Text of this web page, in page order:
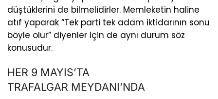
düştüklerini de bilmelidirler. Memleketin haline
atıf yaparak “Tek parti tek adam iktidarının sonu
böyle olur” diyenler için de aynı durum söz
konusudur.
HER 9 MAYIS’TA
TRAFALGAR MEYDANI’NDA